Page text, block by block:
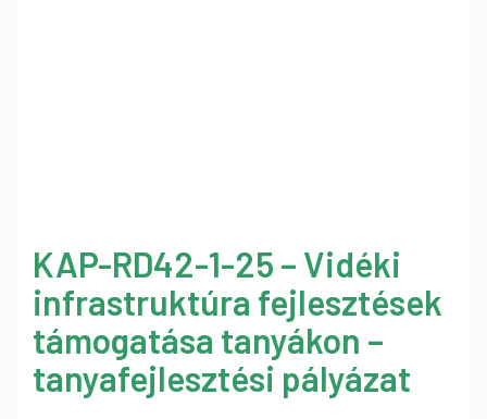
KAP-RD42-1-25 – Vidéki
infrastruktúra fejlesztések
támogatása tanyákon –
tanyafejlesztési pályázat